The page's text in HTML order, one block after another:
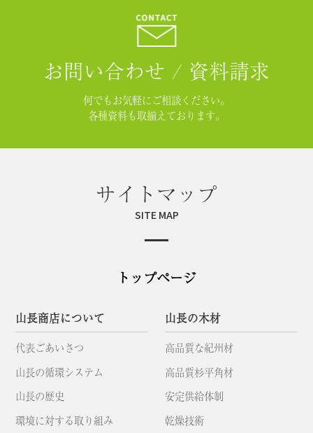
お問い合わせ / 資料請求
何でもお気軽にご相談ください。
各種資料も取揃えております。
サイトマップ
SITE MAP
トップページ
山長商店について
代表ごあいさつ
山長の循環システム
山長の歴史
環境に対する取り組み
山長の木材
高品質な紀州材
高品質杉平角材
安定供給体制
乾燥技術